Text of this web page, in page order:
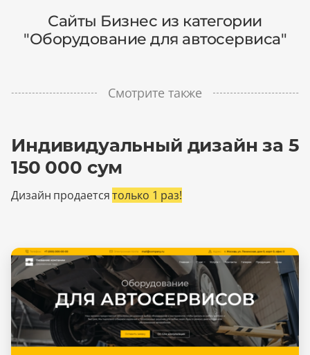
Сайты Бизнес из категории
"Оборудование для автосервиса"
Смотрите также
Индивидуальный дизайн за 5
150 000 сум
Дизайн продаетсятолько 1 раз!